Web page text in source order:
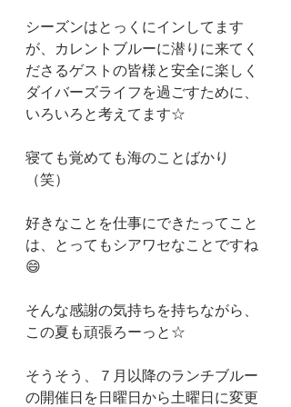
シーズンはとっくにインしてます
が、カレントブルーに潜りに来てく
ださるゲストの皆様と安全に楽しく
ダイバーズライフを過ごすために、
いろいろと考えてます☆
寝ても覚めても海のことばかり
（笑）
好きなことを仕事にできたってこと
は、とってもシアワセなことですね
😄
そんな感謝の気持ちを持ちながら、
この夏も頑張ろーっと☆
そうそう、７月以降のランチブルー
の開催日を日曜日から土曜日に変更